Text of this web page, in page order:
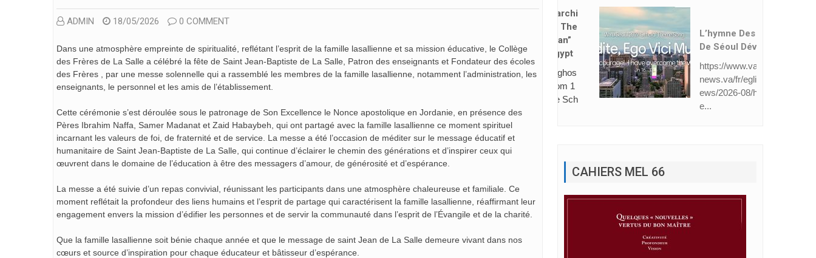
ADMIN 18/05/2026 0 COMMENT
Dans une atmosphère empreinte de spiritualité, reflétant l’esprit de la famille lasallienne et sa mission éducative, le Collège
des Frères de La Salle a célébré la fête de Saint Jean-Baptiste de La Salle, Patron des enseignants et Fondateur des écoles
des Frères , par une messe solennelle qui a rassemblé les membres de la famille lasallienne, notamment l’administration, les
enseignants, le personnel et les amis de l’établissement.
Cette cérémonie s’est déroulée sous le patronage de Son Excellence le Nonce apostolique en Jordanie, en présence des
Pères Ibrahim Naffa, Samer Madanat et Zaid Habaybeh, qui ont partagé avec la famille lasallienne ce moment spirituel
incarnant les valeurs de foi, de fraternité et de service. La messe a été l’occasion de méditer sur le message éducatif et
humanitaire de Saint Jean-Baptiste de La Salle, qui continue d’éclairer le chemin des générations et d’inspirer ceux qui
œuvrent dans le domaine de l’éducation à être des messagers d’amour, de générosité et d’espérance.
La messe a été suivie d’un repas convivial, réunissant les participants dans une atmosphère chaleureuse et familiale. Ce
moment reflétait la profondeur des liens humains et l’esprit de partage qui caractérisent la famille lasallienne, réaffirmant leur
engagement envers la mission d’édifier les personnes et de servir la communauté dans l’esprit de l’Évangile et de la charité.
Que la famille lasallienne soit bénie chaque année et que le message de saint Jean de La Salle demeure vivant dans nos
cœurs et source d’inspiration pour chaque éducateur et bâtisseur d’espérance.
De Séoul Dévoilé
https://www.vatican
news.va/fr/eglise/n
ews/2026-08/hymn
e...